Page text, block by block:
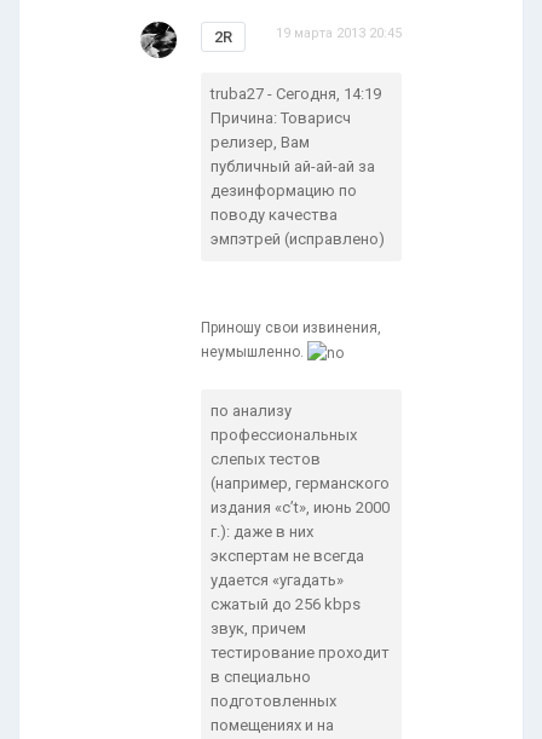
2R 19 марта 2013 20:45
truba27 - Сегодня, 14:19
Причина: Товарисч
релизер, Вам
публичный ай-ай-ай за
дезинформацию по
поводу качества
эмпэтрей (исправлено)
Приношу свои извинения,
неумышленно.
по анализу
профессиональных
слепых тестов
(например, германского
издания «c’t», июнь 2000
г.): даже в них
экспертам не всегда
удается «угадать»
сжатый до 256 kbps
звук, причем
тестирование проходит
в специально
подготовленных
помещениях и на